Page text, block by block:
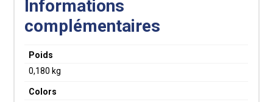
Informations
complémentaires
Poids
0,180 kg
Colors